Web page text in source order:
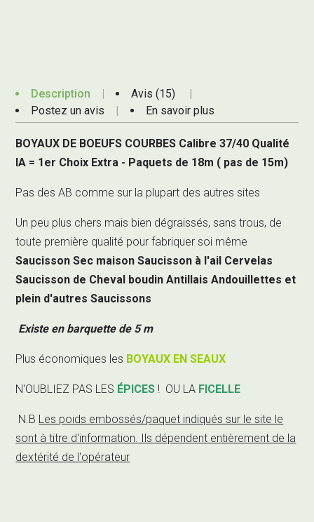
Description
Avis (15)
Postez un avis
En savoir plus
BOYAUX DE BOEUFS COURBES Calibre 37/40 Qualité
IA = 1er Choix Extra - Paquets de 18m ( pas de 15m)
Pas des AB comme sur la plupart des autres sites
Un peu plus chers mais bien dégraissés, sans trous, de
toute première qualité pour fabriquer soi même
Saucisson Sec maison Saucisson à l'ail Cervelas
Saucisson de Cheval boudin Antillais Andouillettes et
plein d'autres Saucissons
Existe en barquette de 5 m
Plus économiques les BOYAUX EN SEAUX
N'OUBLIEZ PAS LES ÉPICES ! OU LA FICELLE
N.B Les poids embossés/paquet indiqués sur le site le
sont à titre d'information. Ils dépendent entièrement de la
dextérité de l'opérateur